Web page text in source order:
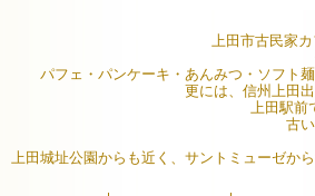
上田市古民家
パフェ・パンケーキ・あんみつ・ソフト
更には、信州上田
上田駅
古
上田城址公園からも近く、サントミューゼか